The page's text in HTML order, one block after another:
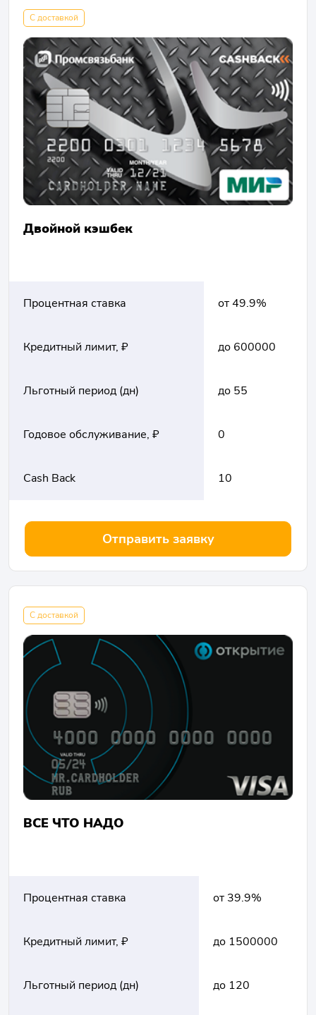
С доставкой
Двойной кэшбек
Процентная ставка от 49.9%
Кредитный лимит, ₽ до 600000
Льготный период (дн) до 55
Годовое обслуживание, ₽ 0
Cash Back 10
Отправить заявку
С доставкой
ВСЕ ЧТО НАДО
Процентная ставка от 39.9%
Кредитный лимит, ₽ до 1500000
Льготный период (дн) до 120